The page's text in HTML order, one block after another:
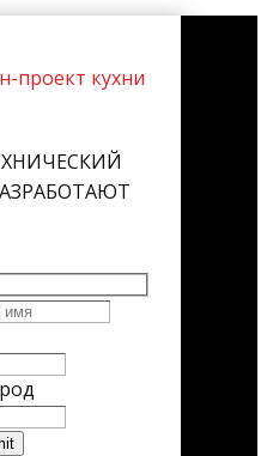
проект кухни